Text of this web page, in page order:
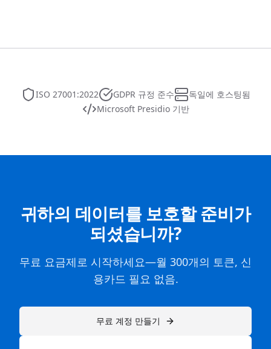
ISO 27001:2022 GDPR 규정 준수
독일에 호스팅됨
Microsoft Presidio 기반
귀하의 데이터를 보호할 준비가
되셨습니까?
무료 요금제로 시작하세요—월 300개의 토큰, 신
용카드 필요 없음.
무료 계정 만들기